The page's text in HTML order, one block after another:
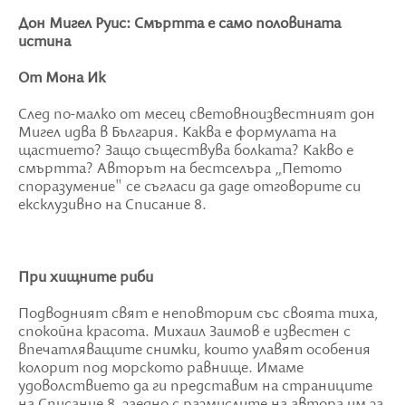
Дон Мигел Руис: Смъртта е само половината
истина
От Мона Ик
След по-малко от месец световноизвестният дон
Мигел идва в България. Каква е формулата на
щастието? Защо съществува болката? Какво е
смъртта? Авторът на бестселъра „Петото
споразумение" се съгласи да даде отговорите си
ексклузивно на Списание 8.
При хищните риби
Подводният свят е неповторим със своята тиха,
спокойна красота. Михаил Заимов е известен с
впечатляващите снимки, които улавят особения
колорит под морското равнище. Имаме
удоволствието да ги представим на страниците